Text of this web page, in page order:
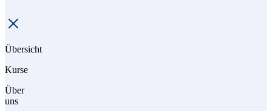
Übersicht
Kurse
Über
uns